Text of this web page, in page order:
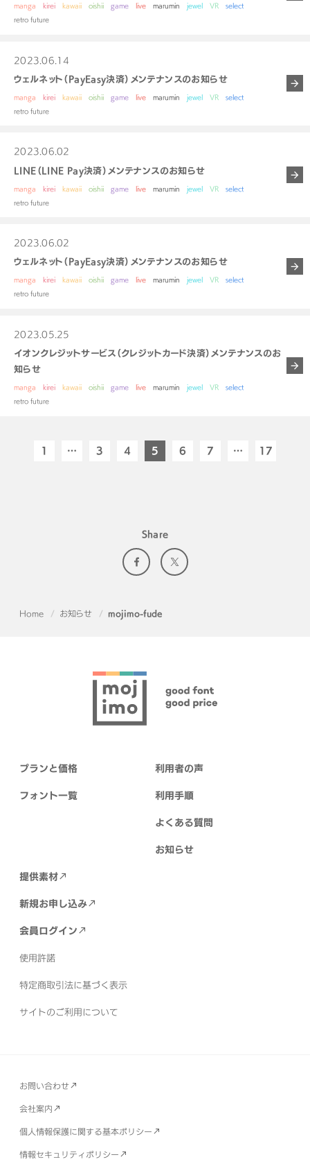
manga kirei kawaii oishii game live marumin jewel VR
select
retro future
2023.06.14
manga kirei kawaii oishii game live marumin jewel VR
select
retro future
ウェルネット（PayEasy決済）メンテナンスのお知らせ
2023.06.02
manga kirei kawaii oishii game live marumin jewel VR
select
retro future
LINE（LINE Pay決済）メンテナンスのお知らせ
2023.06.02
manga kirei kawaii oishii game live marumin jewel VR
select
retro future
ウェルネット（PayEasy決済）メンテナンスのお知らせ
2023.05.25
manga kirei kawaii oishii game live marumin jewel VR
select
retro future
イオンクレジットサービス（クレジットカード決済）メンテナンスのお
知らせ
1 … 3 4 5 6 7 … 17
Share
Home お知らせ mojimo-fude
プランと価格
フォント一覧
利用者の声
利用手順
よくある質問
お知らせ
提供素材
新規お申し込み
会員ログイン
使用許諾
特定商取引法に基づく表示
サイトのご利用について
お問い合わせ
会社案内
個人情報保護に関する基本ポリシー
情報セキュリティポリシー